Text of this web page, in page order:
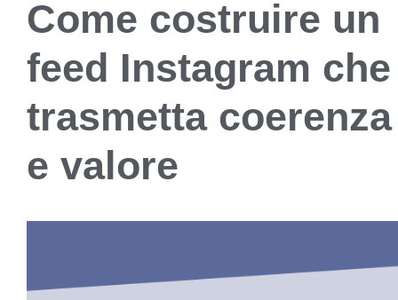
Come costruire un
feed Instagram che
trasmetta coerenza
e valore